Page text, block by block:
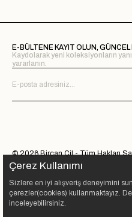
E-BÜLTENE KAYIT OLUN, GÜNCEL
Kaydolarak yeni koleksiyonların
yararlanın.
© 2026 Bircan Çil - Tüm Hakları
Çerez Kullanımı
Sizlere en iyi alışveriş deneyimini
çerezler(cookies) kullanmaktayız.
inceleyebilirsiniz.